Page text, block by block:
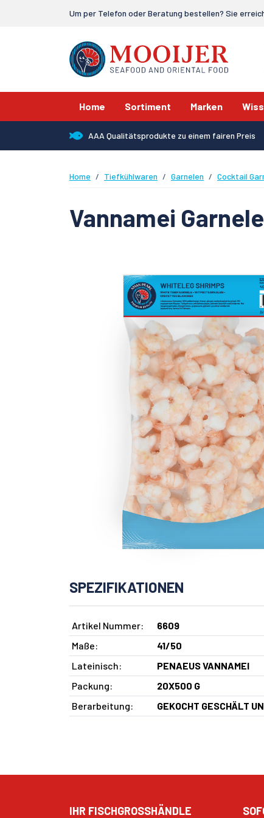
Um per Telefon oder Beratung bestellen? Sie
Home Sortiment Marken
AAA Qualitätsprodukte zu einem fairen Preis
Home Tiefkühlwaren Garnelen Cocktail
Vannamei
SPEZIFIKATIONEN
Artikel Nummer:
6609
Maße:
41/50
Lateinisch:
PENAEUS VANNAMEI
Packung:
20X500 G
Berarbeitung:
GEKOCHT GESCHÄLT
IHR FISCHGROSSHÄNDLE